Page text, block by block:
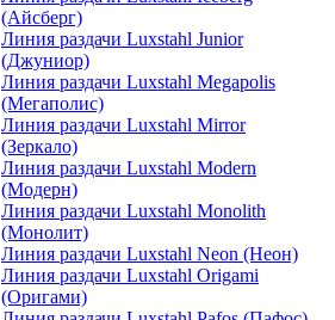
(Айсберг)
Линия раздачи Luxstahl Junior
(Джуниор)
Линия раздачи Luxstahl Megapolis
(Мегаполис)
Линия раздачи Luxstahl Mirror
(Зеркало)
Линия раздачи Luxstahl Modern
(Модерн)
Линия раздачи Luxstahl Monolith
(Монолит)
Линия раздачи Luxstahl Neon (Неон)
Линия раздачи Luxstahl Origami
(Оригами)